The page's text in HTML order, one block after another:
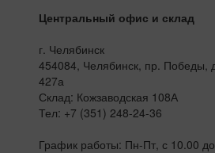
Центральный офис и склад
г. Челябинск
454084, Челябинск, пр. Победы,
427а
Склад: Кожзаводская 108А
Тел: +7 (351) 248-24-36
График работы: Пн-Пт, с 10.00